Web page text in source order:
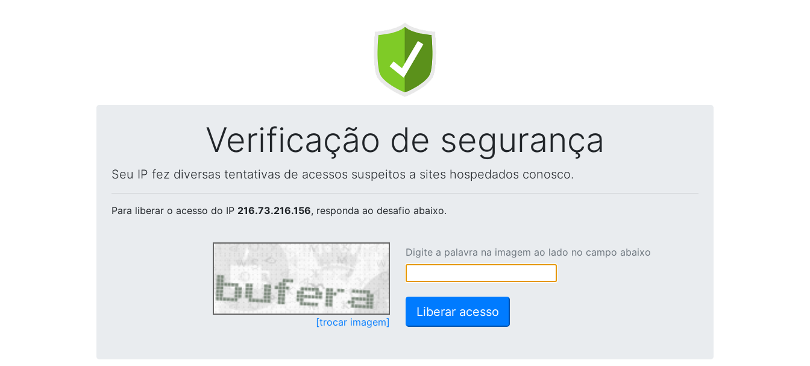
Verificação de segurança
Seu IP fez diversas tentativas de acessos suspeitos a sites hospedados conosco.
Para liberar o acesso do IP 216.73.216.156, responda ao desafio abaixo.
[trocar imagem]
Digite a palavra na imagem ao lado no campo abaixo